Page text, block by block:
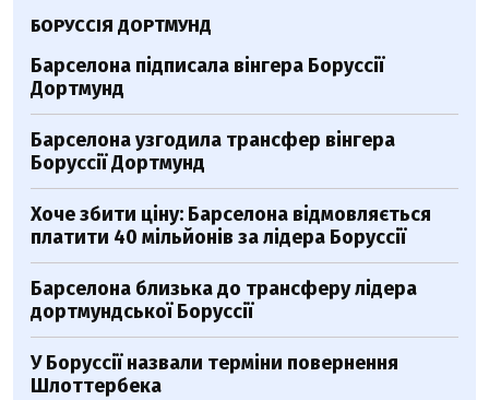
БОРУССІЯ ДОРТМУНД
Барселона підписала вінгера Боруссії
Дортмунд
Барселона узгодила трансфер вінгера
Боруссії Дортмунд
Хоче збити ціну: Барселона відмовляється
платити 40 мільйонів за лідера Боруссії
Барселона близька до трансферу лідера
дортмундської Боруссії
У Боруссії назвали терміни повернення
Шлоттербека